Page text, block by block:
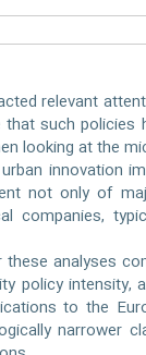
relevant
such
looking at the
innovation
not only of
companies,
analyses
policy intensity,
to the
narrower